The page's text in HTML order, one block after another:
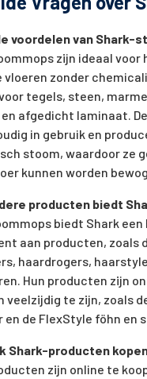
voordelen van Shark-
zijn ideaal voor
vloeren zonder
tegels, steen,
afgedicht laminaat.
in gebruik en
stoom, waardoor ze
kunnen worden
producten biedt
biedt Shark een
aan producten, zoals
haardrogers,
Hun producten zijn
veelzijdig te zijn, zoals
de FlexStyle föhn en
Shark-producten
zijn online te